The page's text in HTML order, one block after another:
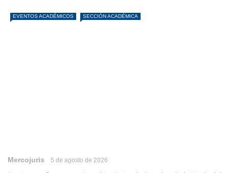
EVENTOS ACADÉMICOS SECCIÓN ACADÉMICA
Mercojuris 5 de agosto de 2026